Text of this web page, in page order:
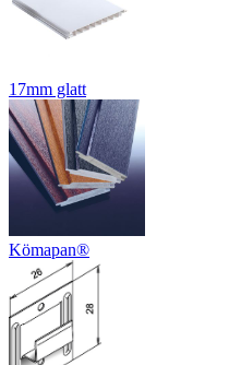
17mm glatt
Kömapan®